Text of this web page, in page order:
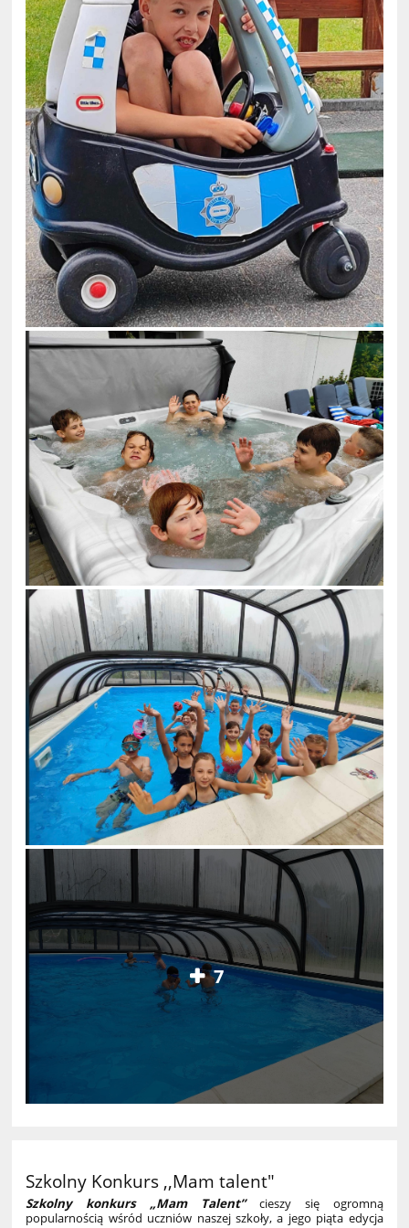
7
Szkolny Konkurs ,,Mam talent"
Szkolny konkurs „Mam Talent” cieszy się ogromną
popularnością wśród uczniów naszej szkoły, a jego piąta edycja